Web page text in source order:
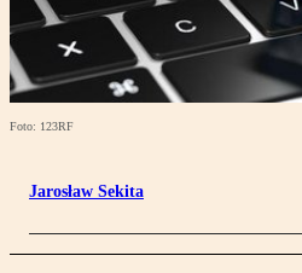
Foto: 123RF
Jarosław Sekita